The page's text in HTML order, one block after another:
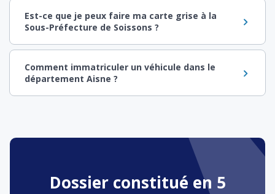
Est-ce que je peux faire ma carte grise à la
Sous-Préfecture de Soissons ?
Comment immatriculer un véhicule dans le
département Aisne ?
Dossier constitué en 5